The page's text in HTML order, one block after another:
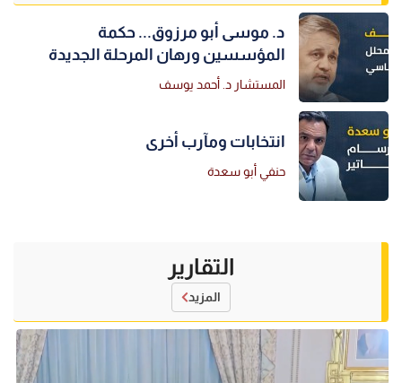
د. موسى أبو مرزوق... حكمة
المؤسسين ورهان المرحلة الجديدة
المستشار د. أحمد يوسف
انتخابات ومآرب أخرى
حنفي أبو سعدة
التقارير
المزيد